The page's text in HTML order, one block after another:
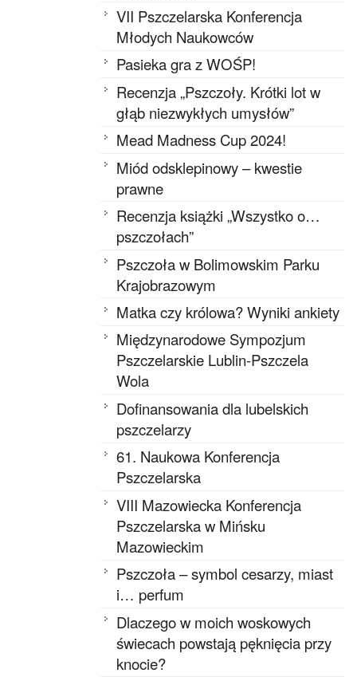
VII Pszczelarska Konferencja
Młodych Naukowców
Pasieka gra z WOŚP!
Recenzja „Pszczoły. Krótki lot w
głąb niezwykłych umysłów”
Mead Madness Cup 2024!
Miód odsklepinowy – kwestie
prawne
Recenzja książki „Wszystko o…
pszczołach”
Pszczoła w Bolimowskim Parku
Krajobrazowym
Matka czy królowa? Wyniki ankiety
Międzynarodowe Sympozjum
Pszczelarskie Lublin-Pszczela
Wola
Dofinansowania dla lubelskich
pszczelarzy
61. Naukowa Konferencja
Pszczelarska
VIII Mazowiecka Konferencja
Pszczelarska w Mińsku
Mazowieckim
Pszczoła – symbol cesarzy, miast
i… perfum
Dlaczego w moich woskowych
świecach powstają pęknięcia przy
knocie?